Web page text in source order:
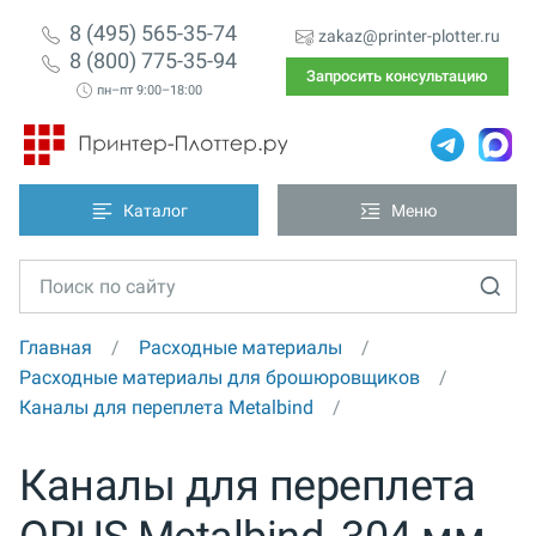
8 (495) 565-35-74
8 (800) 775-35-94
пн–пт 9:00–18:00
zakaz@printer-plotter.ru
Запросить консультацию
Каталог Меню
Главная
Расходные материалы
Расходные материалы для брошюровщиков
Каналы для переплета Metalbind
Каналы для переплета